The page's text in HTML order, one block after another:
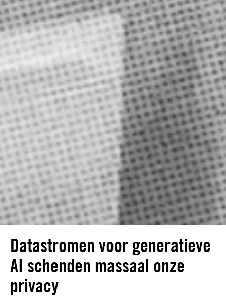
Datastromen voor generatieve
AI schenden massaal onze
privacy